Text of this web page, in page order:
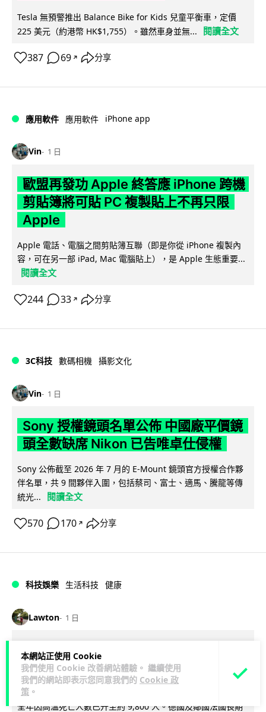
本網站正使用 Cookie
我們使用 Cookie 改善網站體驗。 繼續使用
我們的網站即表示您同意我們的 Cookie 政
策 。
Tesla 無預警推出 Balance Bike for Kids 兒童平衡車，定價
225 美元（約港幣 HK$1,755）。雖然車身並無...
閱讀全文
387 69 ↗ 分享
應用軟件 應用軟件 iPhone app
Vin 1 日
歐盟再發功 Apple 終答應 iPhone 跨機
剪貼簿將可貼 PC 複製貼上不再只限
Apple
Apple 電話、電腦之間剪貼簿互聯（即是你從 iPhone 複製內
容，可在另一部 iPad, Mac 電腦貼上），是 Apple 生態重要...
閱讀全文
244 33 ↗ 分享
3C科技 數碼相機 攝影文化
Vin 1 日
Sony 授權鏡頭名單公佈 中國廠平價鏡
頭全數缺席 Nikon 已告唯卓仕侵權
Sony 公佈截至 2026 年 7 月的 E-Mount 鏡頭官方授權合作夥
伴名單，共 9 間夥伴入圍，包括蔡司、富士、適馬、騰龍等傳
統光...
閱讀全文
570 170 ↗ 分享
科技娛樂 生活科技 健康
Lawton 1 日
室內空氣 40 度暑熱難耐 德國空調普及
率僅 3% 大眾繼續忍的最大原因
德國今夏持續熱浪，空調普及率僅 3%，課室溫度逼近 40 度，
全年因高溫死亡人數已升至約 9,800 人。德國及鄰國法國長期